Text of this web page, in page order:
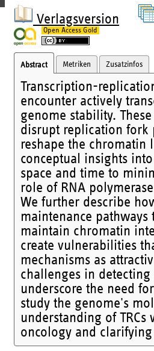
Verlagsversion
Open Access Gold
Abstract Metriken Zusatzinfos
Transcription-
encounter actively
genome stability.
disrupt replication fork
reshape the chromatin
conceptual insights
space and time to
role of RNA
We further describe
maintenance
maintain chromatin
create vulnerabilities
mechanisms as
challenges in
underscore the need
study the genome's
understanding of
oncology and